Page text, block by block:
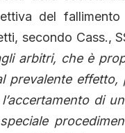
del
secondo Cass.,
arbitri, che è
effetto,
di